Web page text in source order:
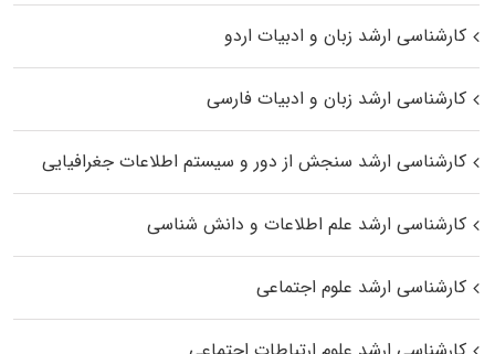
کارشناسی ارشد زبان و ادبیات اردو
کارشناسی ارشد زبان و ادبیات فارسی
کارشناسی ارشد سنجش از دور و سیستم اطلاعات جغرافیایی
کارشناسی ارشد علم اطلاعات و دانش شناسی
کارشناسی ارشد علوم اجتماعی